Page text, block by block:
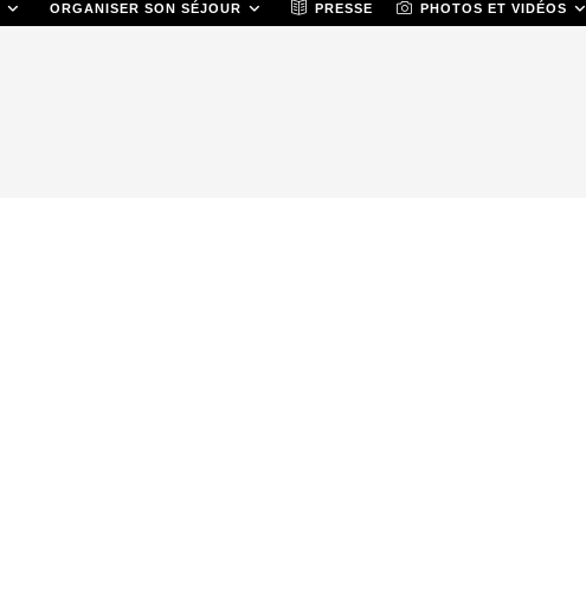
ORGANISER SON SÉJOUR PRESSE PHOTOS ET VIDÉOS